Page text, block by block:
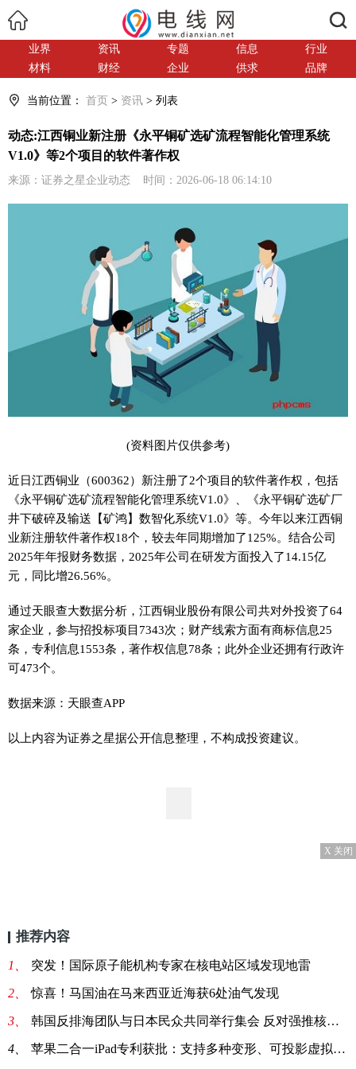
业界 资讯 专题 信息
行业
材料
财经 企业 供求 品牌
当前位置： 首页 > 资讯 > 列表
动态:江西铜业新注册《永平铜矿选矿流程智能化管理系统
V1.0》等2个项目的软件著作权
来源：证券之星企业动态 时间：2026-06-18 06:14:10
(资料图片仅供参考)
近日江西铜业（600362）新注册了2个项目的软件著作权，包括
《永平铜矿选矿流程智能化管理系统V1.0》、《永平铜矿选矿厂
井下破碎及输送【矿鸿】数智化系统V1.0》等。今年以来江西铜
业新注册软件著作权18个，较去年同期增加了125%。结合公司
2025年年报财务数据，2025年公司在研发方面投入了14.15亿
元，同比增26.56%。
通过天眼查大数据分析，江西铜业股份有限公司共对外投资了64
家企业，参与招投标项目7343次；财产线索方面有商标信息25
条，专利信息1553条，著作权信息78条；此外企业还拥有行政许
可473个。
数据来源：天眼查APP
以上内容为证券之星据公开信息整理，不构成投资建议。
X 关闭
推荐内容
1、 突发！国际原子能机构专家在核电站区域发现地雷
2、 惊喜！马国油在马来西亚近海获6处油气发现
3、 韩国反排海团队与日本民众共同举行集会 反对强推核污染水排海
4、 苹果二合一iPad专利获批：支持多种变形、可投影虚拟键盘